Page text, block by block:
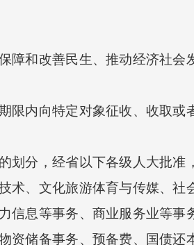
和改善民生、推动经济社会
内向特定对象征收、收取或
分，经省以下各级人大批准
术、文化旅游体育与传媒、社
息等事务、商业服务业等事
资储备事务、预备费、国债还